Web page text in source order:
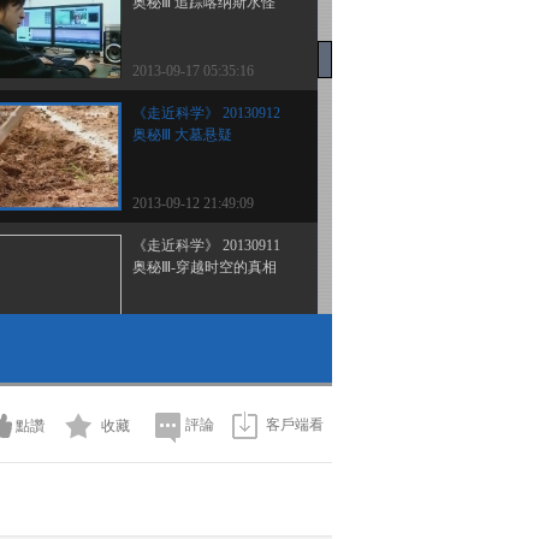
2013-09-17 05:35:16
《走近科学》 20130912
奥秘Ⅲ 大墓悬疑
2013-09-12 21:49:09
《走近科学》 20130911
奥秘Ⅲ-穿越时空的真相
2013-09-11 01:22:42
奥秘Ⅲ-惊天大墓
點讚 收藏 評論 客戶端看